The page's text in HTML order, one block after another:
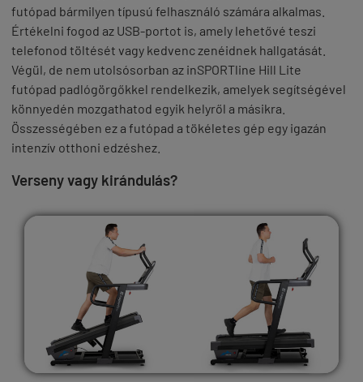
futópad bármilyen típusú felhasználó számára alkalmas.
Értékelni fogod az USB-portot is, amely lehetővé teszi
telefonod töltését vagy kedvenc zenéidnek hallgatását.
Végül, de nem utolsósorban az inSPORTline Hill Lite
futópad padlógörgőkkel rendelkezik, amelyek segítségével
könnyedén mozgathatod egyik helyről a másikra.
Összességében ez a futópad a tökéletes gép egy igazán
intenzív otthoni edzéshez.
Verseny vagy kirándulás?